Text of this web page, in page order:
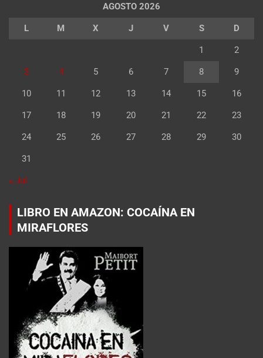
AGOSTO 2026
L M X J V S D
1 2
3 4 5 6 7 8 9
10 11 12 13 14 15 16
17 18 19 20 21 22 23
24 25 26 27 28 29 30
31
« Jul
LIBRO EN AMAZON: COCAÍNA EN
MIRAFLORES